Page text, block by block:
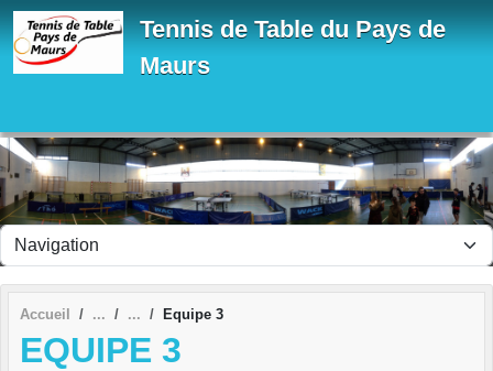
Tennis de Table du Pays de
Maurs
Accueil Equipe 3
EQUIPE 3
Panneau de gestion des cookies